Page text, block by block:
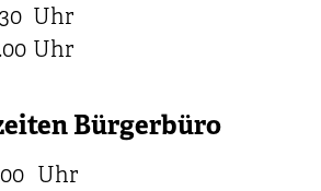
Uhr
Uhr
Bürgerbüro
Uhr